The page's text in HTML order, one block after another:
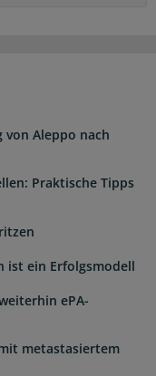
Aleppo nach
Praktische Tipps
ist ein Erfolgsmodell
ePA-
metastasiertem